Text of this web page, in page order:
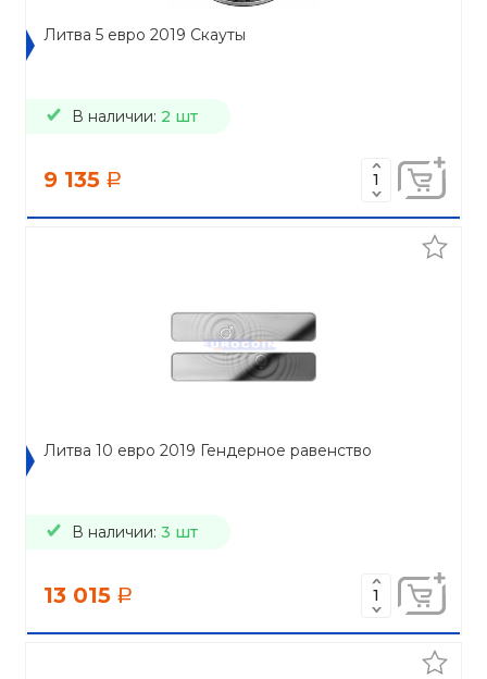
Литва 5 евро 2019 Скауты
В наличии: 2 шт
9 135 a
Литва 10 евро 2019 Гендерное равенство
В наличии: 3 шт
13 015 a